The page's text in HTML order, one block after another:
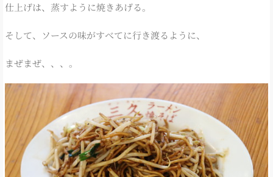
仕上げは、蒸すように焼きあげる。
そして、ソースの味がすべてに行き渡るように、
まぜまぜ、、、。